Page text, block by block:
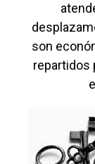
son
repartidos